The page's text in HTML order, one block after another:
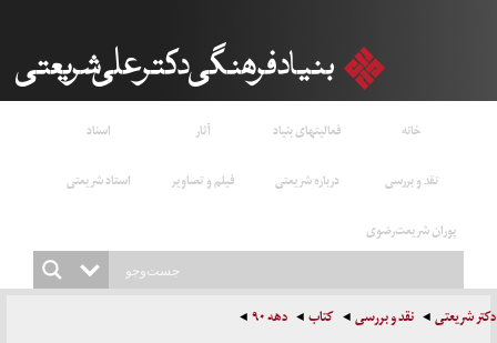
خانه فعالیتهای بنیاد آثار
اسناد
نقد و بررسی
درباره شریعتی فیلم و تصاویر
استاد شریعتی
پوران شریعت‌رضوی
دکتر شریعتی نقد و بررسی کتاب دهه ۹۰